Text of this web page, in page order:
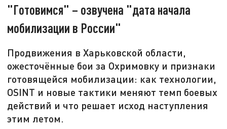
"Готовимся" – озвучена "дата начала
мобилизации в России"
Продвижения в Харьковской области,
ожесточённые бои за Охримовку и признаки
готовящейся мобилизации: как технологии,
OSINT и новые тактики меняют темп боевых
действий и что решает исход наступления
этим летом.